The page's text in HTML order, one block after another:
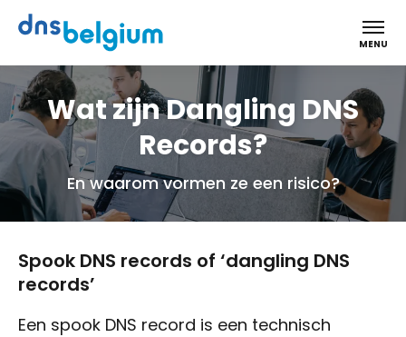
DNS Belgium
MENU
Wat zijn Dangling DNS
Records?
En waarom vormen ze een risico?
Spook DNS records of ‘dangling DNS
records’
Een spook DNS record is een technisch